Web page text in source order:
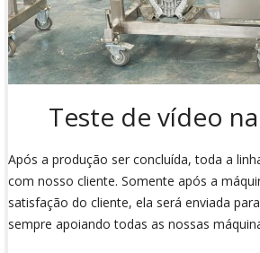
Teste de vídeo
Após a produção ser concluída, toda a
com nosso cliente. Somente após a
satisfação do cliente, ela será enviada
sempre apoiando todas as nossas